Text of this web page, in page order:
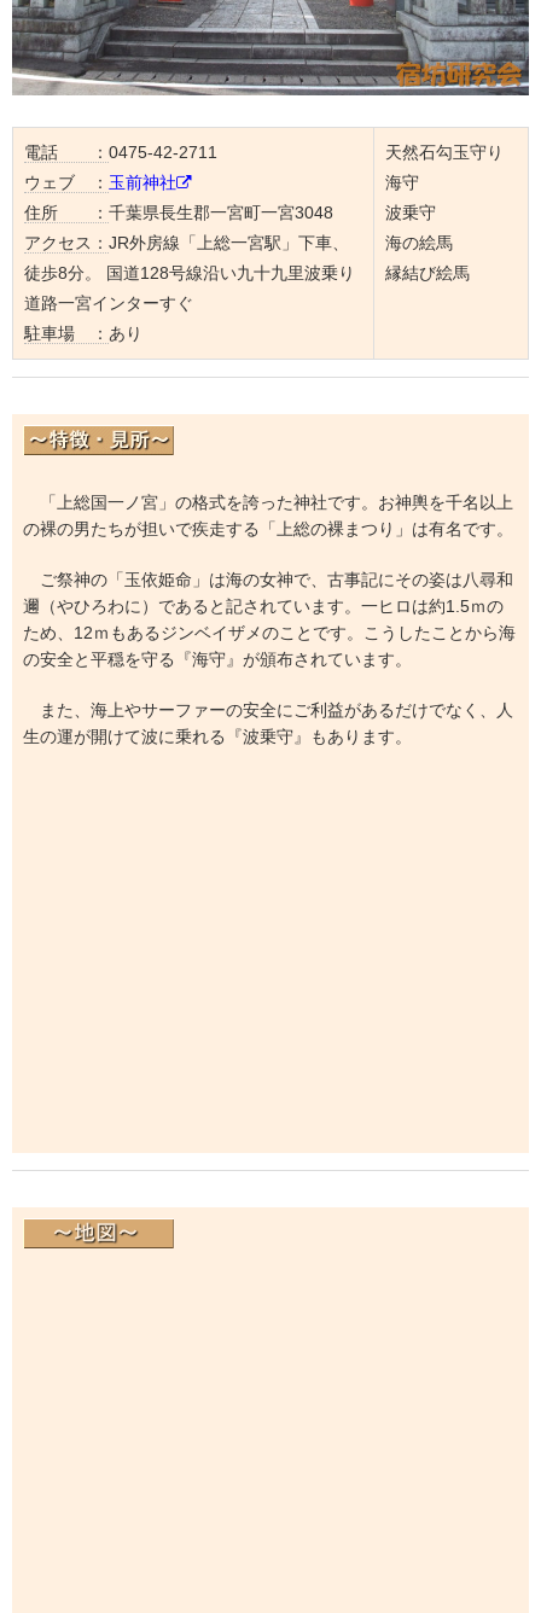
電話 ： 0475-42-2711
ウェブ ： 玉前神社
住所 ： 千葉県長生郡一宮町一宮3048
アクセス： JR外房線「上総一宮駅」下車、
徒歩8分。 国道128号線沿い九十九里波乗り
道路一宮インターすぐ
駐車場 ： あり
天然石勾玉守り
海守
波乗守
海の絵馬
縁結び絵馬
「上総国一ノ宮」の格式を誇った神社です。お神輿を千名以上
の裸の男たちが担いで疾走する「上総の裸まつり」は有名です。
ご祭神の「玉依姫命」は海の女神で、古事記にその姿は八尋和
邇（やひろわに）であると記されています。一ヒロは約1.5ｍの
ため、12ｍもあるジンベイザメのことです。こうしたことから海
の安全と平穏を守る『海守』が頒布されています。
また、海上やサーファーの安全にご利益があるだけでなく、人
生の運が開けて波に乗れる『波乗守』もあります。